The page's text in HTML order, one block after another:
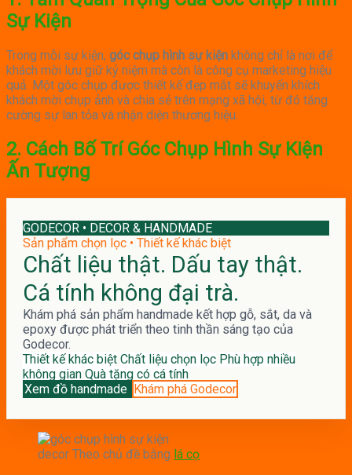
Sự Kiện
Trong mỗi sự kiện, góc chụp hình sự kiện không chỉ là nơi để
khách mời lưu giữ kỷ niệm mà còn là công cụ marketing hiệu
quả. Một góc chụp được thiết kế đẹp mắt sẽ khuyến khích
khách mời chụp ảnh và chia sẻ trên mạng xã hội, từ đó tăng
cường sự lan tỏa và nhận diện thương hiệu.
2. Cách Bố Trí Góc Chụp Hình Sự Kiện
Ấn Tượng
GODECOR • DECOR & HANDMADE
Sản phẩm chọn lọc • Thiết kế khác biệt
Chất liệu thật. Dấu tay thật.
Cá tính không đại trà.
Khám phá sản phẩm handmade kết hợp gỗ, sắt, da và
epoxy được phát triển theo tinh thần sáng tạo của
Godecor.
Thiết kế khác biệt Chất liệu chọn lọc Phù hợp nhiều
không gian Quà tặng có cá tính
Xem đồ handmade Khám phá Godecor
decor Theo chủ đề bằng lá cọ